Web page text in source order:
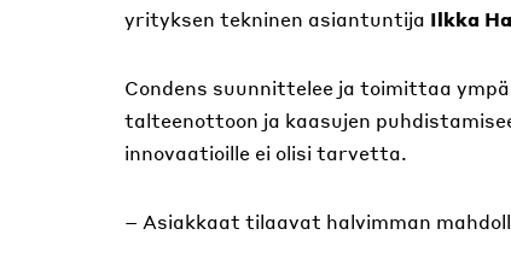
yrityksen tekninen asiantuntija Ilkka
Condens suunnittelee ja toimittaa
talteenottoon ja kaasujen
innovaatioille ei olisi tarvetta.
– Asiakkaat tilaavat halvimman